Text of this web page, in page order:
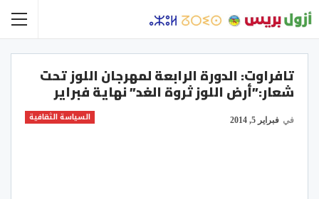
تافراوت: الدورة الرابعة لمهرجان اللوز تحت
شعار:”أرض اللوز ثروة الغد” نهاية فبراير
السياسة الثقافية في فبراير 5, 2014